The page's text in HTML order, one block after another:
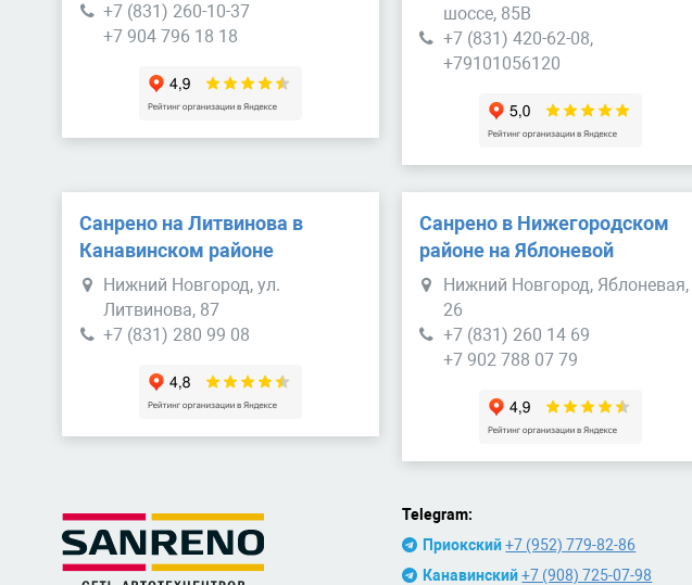
+7 (831) 260-10-37
+7 904 796 18 18
шоссе, 85В
+7 (831) 420-62-08,
+79101056120
Санрено на Литвинова в
Канавинском районе
Нижний Новгород, ул.
Литвинова, 87
+7 (831) 280 99 08
Санрено в Нижегородском
районе на Яблоневой
Нижний Новгород, Яблоневая,
26
+7 (831) 260 14 69
+7 902 788 07 79
Telegram:
Приокский +7 (952) 779-82-86
Канавинский +7 (908) 725-07-98